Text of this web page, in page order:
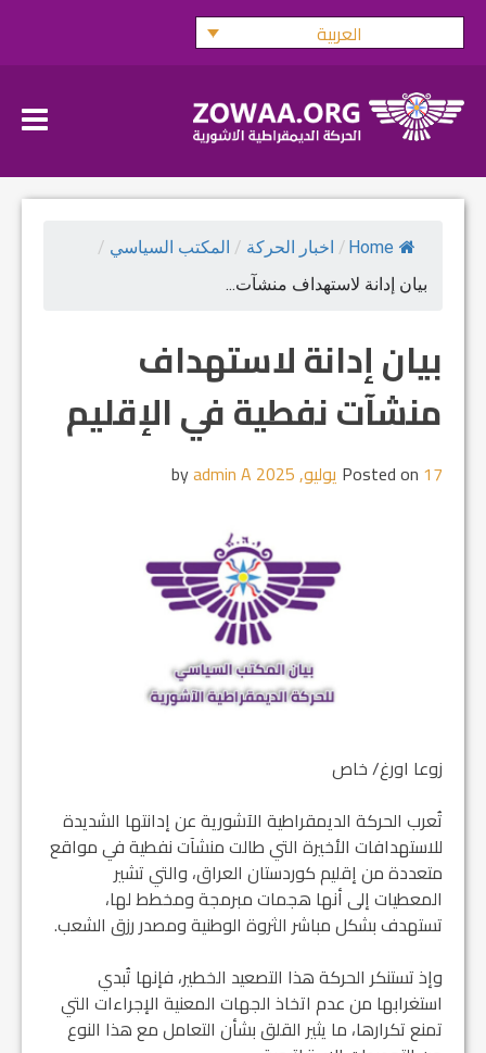
Skip
العربية
Home
/ اخبار الحركة / المكتب السياسي /
بيان إدانة لاستهداف منشآت...
بيان إدانة لاستهداف
منشآت نفطية في الإقليم
Posted on 17 يوليو, 2025 admin A
زوعا اورغ/ خاص
تُعرب الحركة الديمقراطية الآشورية عن إدانتها الشديدة
للاستهدافات الأخيرة التي طالت منشآت نفطية في مواقع
متعددة من إقليم كوردستان العراق، والتي تشير
المعطيات إلى أنها هجمات مبرمجة ومخطط لها،
تستهدف بشكل مباشر الثروة الوطنية ومصدر رزق الشعب.
وإذ تستنكر الحركة هذا التصعيد الخطير، فإنها تُبدي
استغرابها من عدم اتخاذ الجهات المعنية الإجراءات التي
تمنع تكرارها، ما يثير القلق بشأن التعامل مع هذا النوع